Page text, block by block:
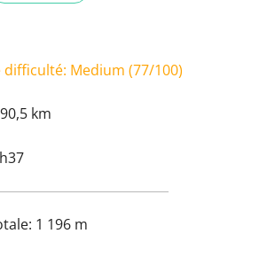
difficulté: Medium (77/100)
90,5 km
1 196 m